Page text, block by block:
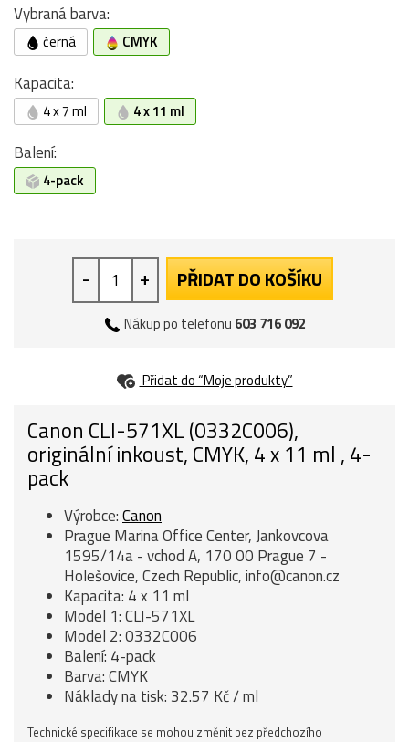
Vybraná barva:
černá CMYK
Kapacita:
4 x 7 ml 4 x 11 ml
Balení:
4-pack
- + PŘIDAT DO KOŠÍKU
Nákup po telefonu 603 716 092
Přidat do “Moje produkty”
Canon CLI-571XL (0332C006),
originální inkoust, CMYK, 4 x 11 ml , 4-
pack
Výrobce:Canon
Prague Marina Office Center, Jankovcova
1595/14a - vchod A, 170 00 Prague 7 -
Holešovice, Czech Republic, info@canon.cz
Kapacita: 4 x 11 ml
Model 1: CLI-571XL
Model 2: 0332C006
Balení: 4-pack
Barva: CMYK
Náklady na tisk: 32.57 Kč / ml
Technické specifikace se mohou změnit bez předchozího